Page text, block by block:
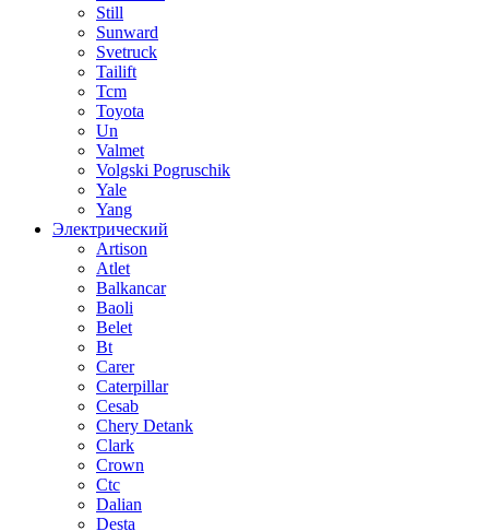
Still
Sunward
Svetruck
Tailift
Tcm
Toyota
Un
Valmet
Volgski Pogruschik
Yale
Yang
Электрический
Artison
Atlet
Balkancar
Baoli
Belet
Bt
Carer
Caterpillar
Cesab
Chery Detank
Clark
Crown
Ctc
Dalian
Desta